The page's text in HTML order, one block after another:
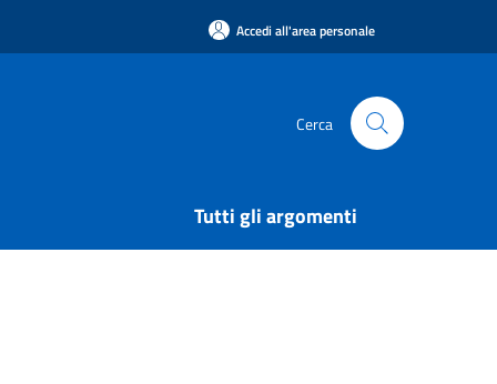
Accedi all'area personale
Cerca
Tutti gli argomenti